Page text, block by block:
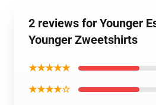
2 reviews for Younger
Younger Zweetshirts
★★★★★
★★★★☆